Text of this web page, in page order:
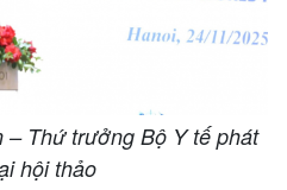
– Thứ trưởng Bộ Y tế phát
hội thảo